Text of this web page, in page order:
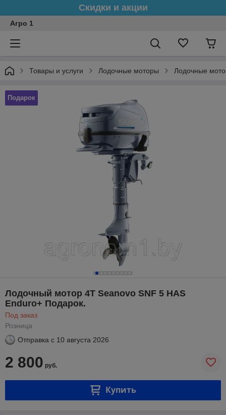
Скидки и акции
Агро 1
Товары и услуги Лодочные моторы Лодочные
Подарок
Лодочный мотор 4Т Seanovo SNF 5 HAS
Enduro+ Подарок.
Под заказ
Розница
Отправка с 10 августа 2026
2 800 руб.
Купить